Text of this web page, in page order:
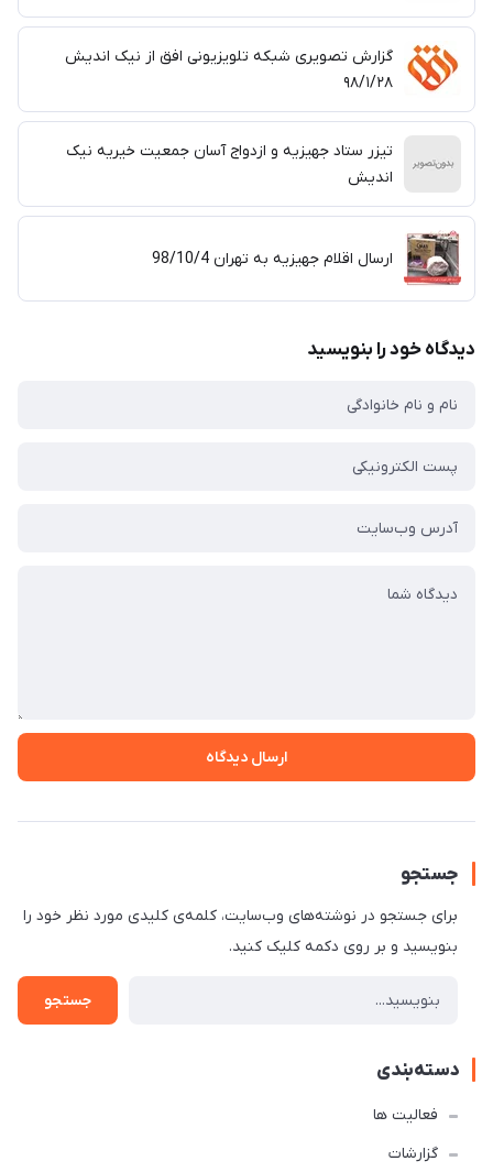
گزارش تصویری شبکه تلویزیونی افق از نیک اندیش
۹۸/۱/۲۸
تیزر ستاد جهیزیه و ازدواج آسان جمعیت خیریه نیک
اندیش
ارسال اقلام جهیزیه به تهران 98/10/4
دیدگاه خود را بنویسید
ارسال دیدگاه
جستجو
برای جستجو در نوشته‌های وب‌سایت، کلمه‌ی کلیدی مورد نظر خود را
بنویسید و بر روی دکمه کلیک کنید.
جستجو
دسته‌بندی
فعالیت ها
گزارشات